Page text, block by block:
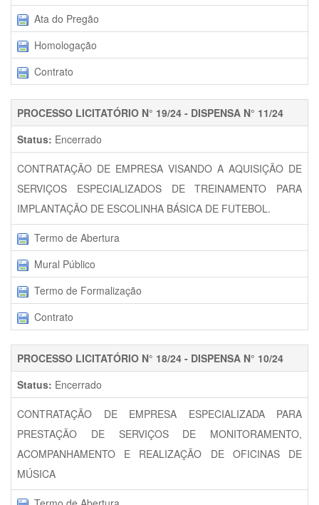
Ata do Pregão
Homologação
Contrato
PROCESSO LICITATÓRIO N° 19/24 - DISPENSA N° 11/24
Status: Encerrado
CONTRATAÇÃO DE EMPRESA VISANDO A AQUISIÇÃO DE
SERVIÇOS ESPECIALIZADOS DE TREINAMENTO PARA
IMPLANTAÇÃO DE ESCOLINHA BÁSICA DE FUTEBOL.
Termo de Abertura
Mural Público
Termo de Formalização
Contrato
PROCESSO LICITATÓRIO N° 18/24 - DISPENSA N° 10/24
Status: Encerrado
CONTRATAÇÃO DE EMPRESA ESPECIALIZADA PARA
PRESTAÇÃO DE SERVIÇOS DE MONITORAMENTO,
ACOMPANHAMENTO E REALIZAÇÃO DE OFICINAS DE
MÚSICA